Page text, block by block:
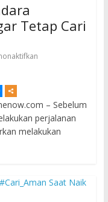
Tetap Cari
– Sebelum
perjalanan
melakukan